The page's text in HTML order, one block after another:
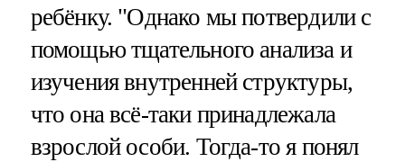
ребёнку. "Однако мы потвердили с
помощью тщательного анализа и
изучения внутренней структуры,
что она всё-таки принадлежала
взрослой особи. Тогда-то я понял